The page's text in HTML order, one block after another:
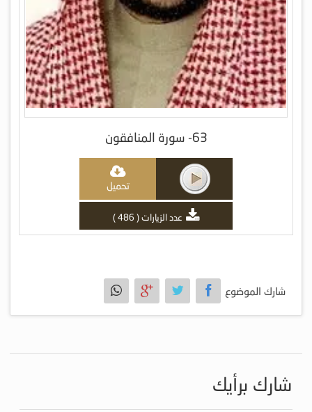
63- سورة المنافقون
تحميل
عدد الزيارات ( 486 )
شارك الموضوع
شارك برأيك